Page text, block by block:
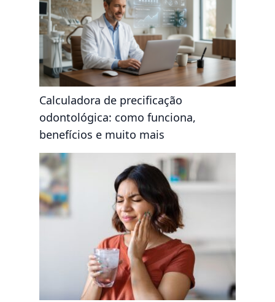
Calculadora de precificação
odontológica: como funciona,
benefícios e muito mais